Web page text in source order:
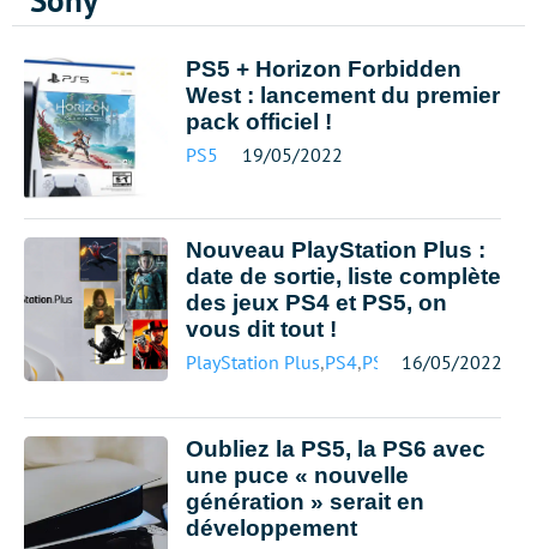
PS5 + Horizon Forbidden
West : lancement du premier
pack officiel !
PS5 19/05/2022
Nouveau PlayStation Plus :
date de sortie, liste complète
des jeux PS4 et PS5, on
vous dit tout !
PlayStation Plus,PS4,PS5 16/05/2022
Oubliez la PS5, la PS6 avec
une puce « nouvelle
génération » serait en
développement